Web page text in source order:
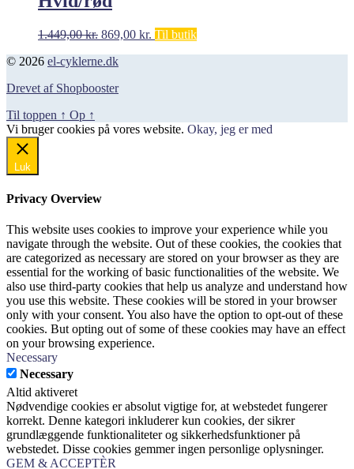
1.449,00kr. Den
pris
1.449,00 kr..
869,00 kr. Den
Til butik
© 2026 el-cyklerne.dk
Drevet af Shopbooster
Til toppen ↑ Op ↑
Vi bruger cookies på vores website. Okay, jeg er med
Luk
Privacy Overview
This website uses cookies to improve your experience while you
navigate through the website. Out of these cookies, the cookies that
are categorized as necessary are stored on your browser as they are
essential for the working of basic functionalities of the website. We
also use third-party cookies that help us analyze and understand how
you use this website. These cookies will be stored in your browser
only with your consent. You also have the option to opt-out of these
cookies. But opting out of some of these cookies may have an effect
on your browsing experience.
Necessary
Necessary
Altid aktiveret
Nødvendige cookies er absolut vigtige for, at webstedet fungerer
korrekt. Denne kategori inkluderer kun cookies, der sikrer
grundlæggende funktionaliteter og sikkerhedsfunktioner på
webstedet. Disse cookies gemmer ingen personlige oplysninger.
GEM & ACCEPTÈR